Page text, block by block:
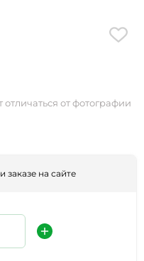
от фотографии
заказе на сайте